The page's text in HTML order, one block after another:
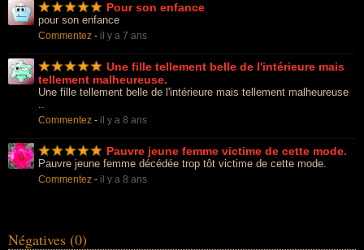
Pour son enfance
pour son enfance
Commentez - il y a 7 ans
Une fille tellement belle de l'intérieure mais
tellement malheureuse.
Une fille tellement belle de l'intérieure mais tellement malheureuse
..
Commentez - il y a 8 ans
Pauvre jeune femme victime de cette mode.
Pauvre jeune femme décédée trop tôt victime de cette mode.
Commentez - il y a 8 ans
Négatives (0)